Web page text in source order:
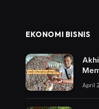
EKONOMI BISNIS
April